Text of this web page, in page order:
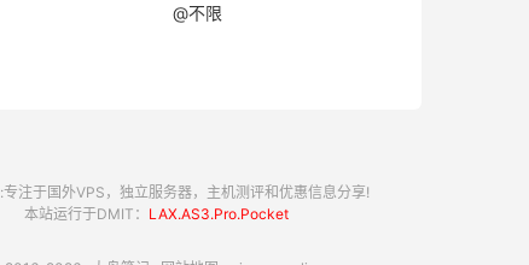
@不限
专注于国外VPS，独立服务器，主机测评和优惠信息分享!
本站运行于DMIT： LAX.AS3.Pro.Pocket